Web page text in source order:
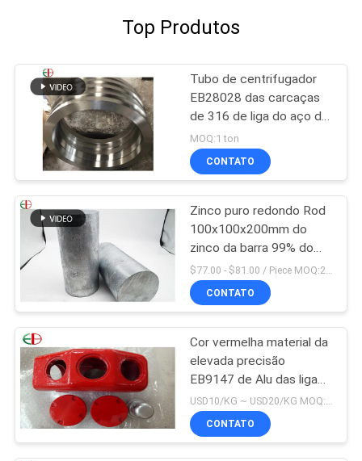
Top Produtos
Tubo de centrifugador
EB28028 das carcaças
de 316 de liga do aço do
forjamento tubos
inoxidáveis e de anel
MOQ:1 ton
CONTATO
Zinco puro redondo Rod
100x100x200mm do
zinco da barra 99% do
zinco da pureza alta
CONTATO
Cor vermelha material da
elevada precisão
EB9147 de Alu das ligas
de carcaça de alumínio
de ZL114A
USD10/KG ~ USD20/KG MOQ:50 kg
CONTATO